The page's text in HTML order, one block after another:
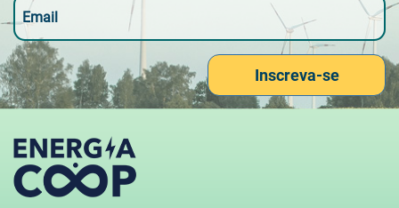
Inscreva-se